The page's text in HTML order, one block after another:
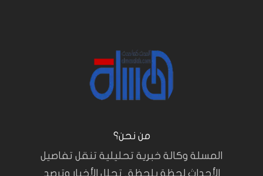
من نحن؟
المسلة وكالة خبرية تحليلية تنقل تفاصيل
الأحداث لحظة بلحظة.. تحلل الأخبار وترصد